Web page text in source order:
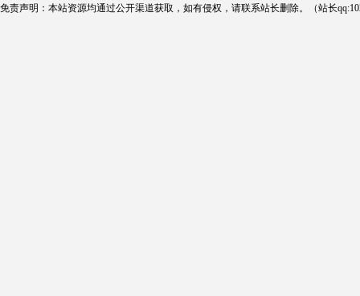
免责声明：本站资源均通过公开渠道获取，如有侵权，请联系站长删除。（站长